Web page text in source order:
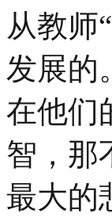
从教师
发展的
在他们
智，那
最大的